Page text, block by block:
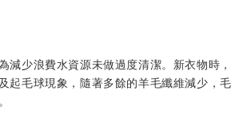
減少浪費水資源未做過度清潔。新衣物時，
起毛球現象，隨著多餘的羊毛纖維減少，毛